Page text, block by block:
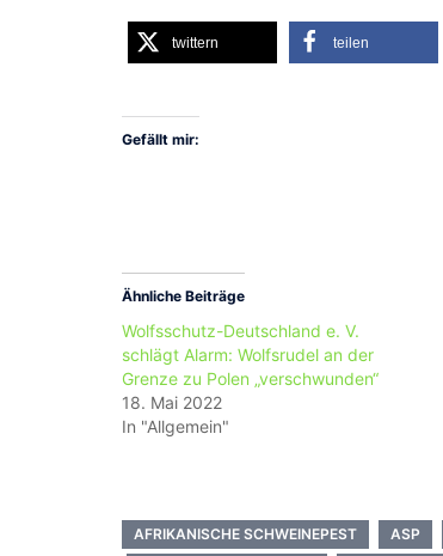
twittern teilen
Gefällt mir:
Ähnliche Beiträge
Wolfsschutz-Deutschland e. V.
schlägt Alarm: Wolfsrudel an der
Grenze zu Polen „verschwunden“
18. Mai 2022
In "Allgemein"
AFRIKANISCHE SCHWEINEPEST ASP